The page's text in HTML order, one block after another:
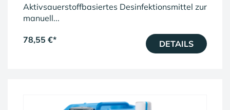
Aktivsauerstoffbasiertes Desinfektionsmittel zur
manuell...
78,55 €* DETAILS